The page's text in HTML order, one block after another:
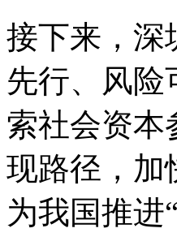
接下来，深
先行、风险
索社会资本
现路径，加
为我国推进